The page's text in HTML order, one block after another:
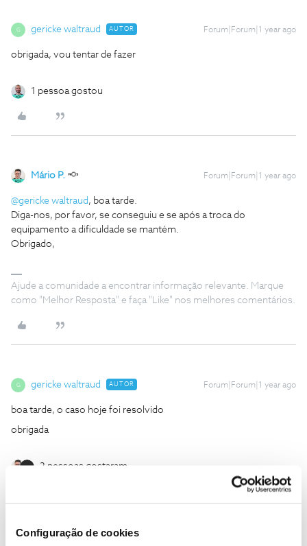
Configuração de cookies
G gericke waltraud AUTOR Forum|Forum|1 year ago
obrigada, vou tentar de fazer
1 pessoa gostou
Mário P. Forum|Forum|1 year ago
@gericke waltraud, boa tarde.
Diga-nos, por favor, se conseguiu e se após a troca do
equipamento a dificuldade se mantém.
Obrigado,
Ajude a comunidade a encontrar informação relevante. Marque
como "Melhor Resposta" e faça "Like" nos melhores comentários.
G gericke waltraud AUTOR Forum|Forum|1 year ago
boa tarde, o caso hoje foi resolvido
obrigada
2 pessoas gostaram